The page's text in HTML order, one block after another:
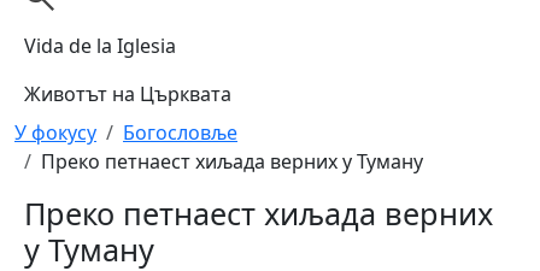
Vida de la Iglesia
Животът на Църквата
Breadcrumb
У фокусу
Богословље
Преко петнаест хиљада верних у Туману
Преко петнаест хиљада верних
у Туману